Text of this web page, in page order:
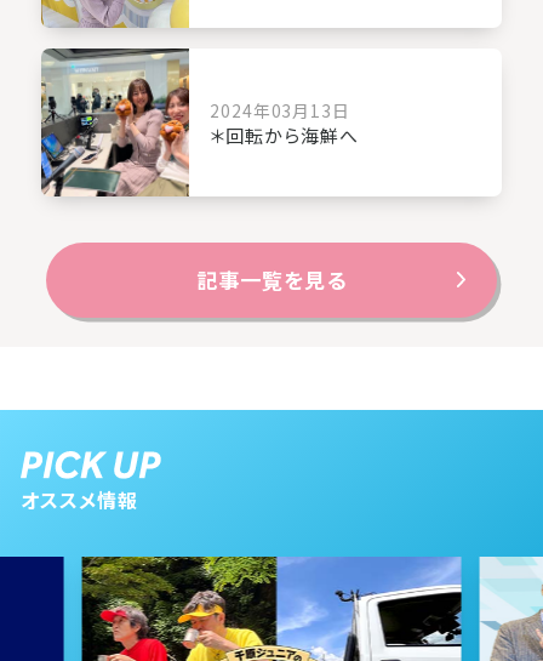
2024年03月13日
＊回転から海鮮へ
記事一覧を見る
オススメ情報